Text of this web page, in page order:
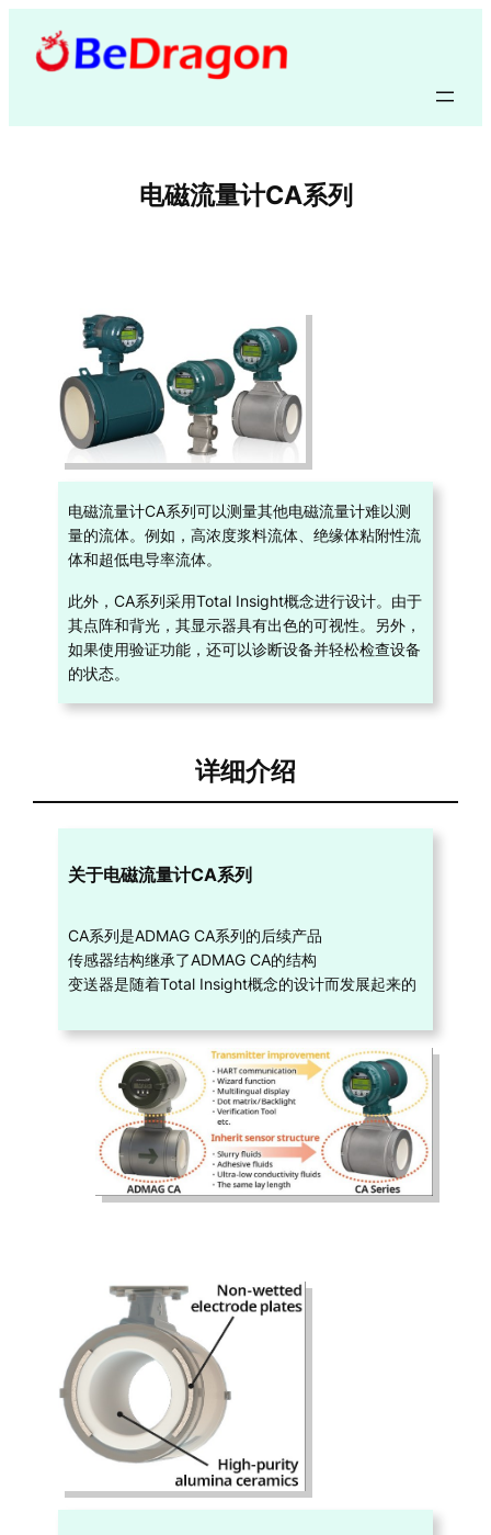
电磁流量计CA系列
电磁流量计CA系列可以测量其他电磁流量计难以测
量的流体。例如，高浓度浆料流体、绝缘体粘附性流
体和超低电导率流体。
此外，CA系列采用Total Insight概念进行设计。由于
其点阵和背光，其显示器具有出色的可视性。另外，
如果使用验证功能，还可以诊断设备并轻松检查设备
的状态。
详细介绍
关于电磁流量计CA系列
CA系列是ADMAG CA系列的后续产品
传感器结构继承了ADMAG CA的结构
变送器是随着Total Insight概念的设计而发展起来的